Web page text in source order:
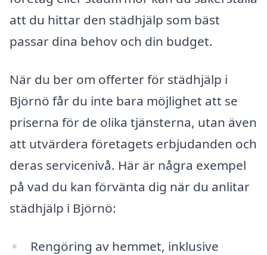
att du hittar den städhjälp som bäst
passar dina behov och din budget.
När du ber om offerter för städhjälp i
Björnö får du inte bara möjlighet att se
priserna för de olika tjänsterna, utan även
att utvärdera företagets erbjudanden och
deras servicenivå. Här är några exempel
på vad du kan förvänta dig när du anlitar
städhjälp i Björnö:
Rengöring av hemmet, inklusive